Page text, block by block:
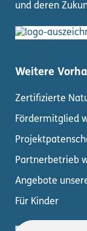
und deren
Weitere
Zertifizierte
Fördermitglied
Partnerbetrieb
Angebote
Für Kinder